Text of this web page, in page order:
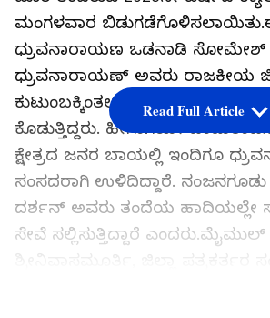
ಮಂಗಳವಾರ
ಧ್ರುವನಾರಾಯಣ ಒಡನಾಡಿ ಸೋಮೇಶ್
ಧ್ರುವನಾರಾಯಣ್ ಅವರು ರಾಜಕೀಯ
ಕುಟುಂಬಕ್ಕಿಂತಲೂ ಅವರ
ಕೊಡುತ್ತಿದ್ದರು. ಹೀಗಾಗಿಯೇ
ಕ್ಷೇತ್ರದ ಜನರ ಬಾಯಲ್ಲಿ ಇಂದಿಗೂ
ಸಂಸದರಾಗಿ ಉಳಿದಿದ್ದಾರೆ. ನಂಜನಗೂಡು
ದರ್ಶನ್ ಅವರು ತಂದೆಯ ಹಾದಿಯಲ್ಲೇ
ಸೇವೆ ಸಲ್ಲಿಸುತ್ತಿದ್ದಾರೆ
Read Full Article